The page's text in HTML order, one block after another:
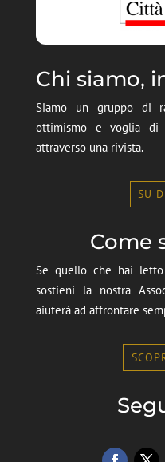
Chi siamo,
Siamo un gruppo di
ottimismo e voglia
attraverso una rivista.
SU
Come
Se quello che hai
sostieni la nostra
aiuterà ad affrontare